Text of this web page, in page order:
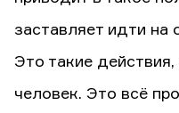
заставляет идти на
Это такие
человек. Это всё